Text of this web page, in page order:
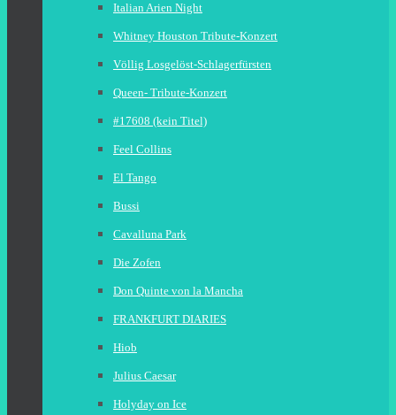
Italian Arien Night
Whitney Houston Tribute-Konzert
Völlig Losgelöst-Schlagerfürsten
Queen- Tribute-Konzert
#17608 (kein Titel)
Feel Collins
El Tango
Bussi
Cavalluna Park
Die Zofen
Don Quinte von la Mancha
FRANKFURT DIARIES
Hiob
Julius Caesar
Holyday on Ice